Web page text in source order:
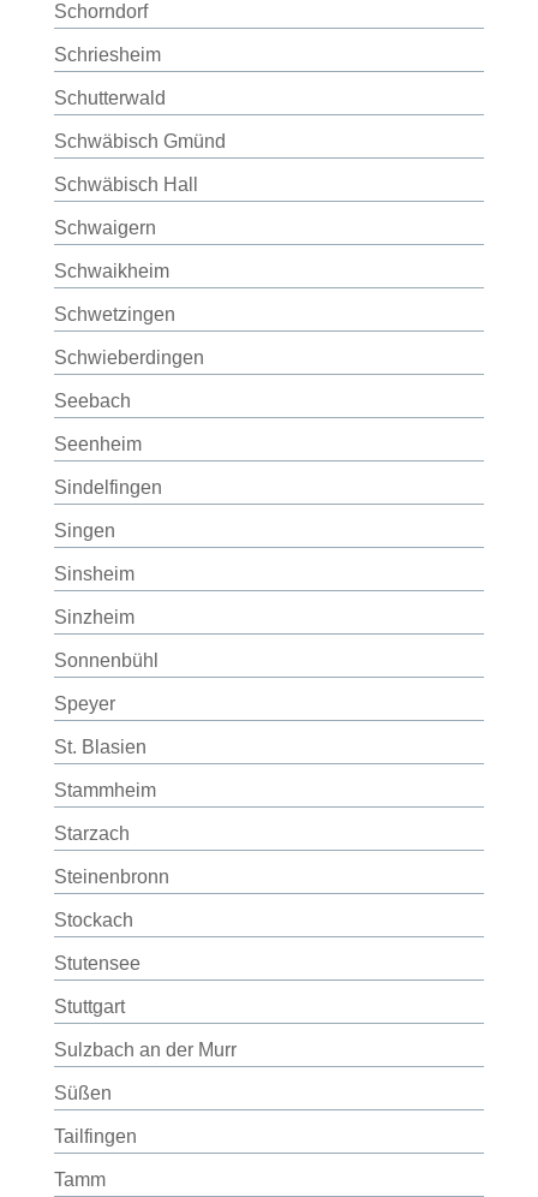
Schorndorf
Schriesheim
Schutterwald
Schwäbisch Gmünd
Schwäbisch Hall
Schwaigern
Schwaikheim
Schwetzingen
Schwieberdingen
Seebach
Seenheim
Sindelfingen
Singen
Sinsheim
Sinzheim
Sonnenbühl
Speyer
St. Blasien
Stammheim
Starzach
Steinenbronn
Stockach
Stutensee
Stuttgart
Sulzbach an der Murr
Süßen
Tailfingen
Tamm